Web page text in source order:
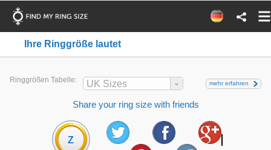
Ihre Ringgröße lautet
Ringgrößen Tabelle: UK Sizes mehr erfahren
Share your ring size with friends
Z